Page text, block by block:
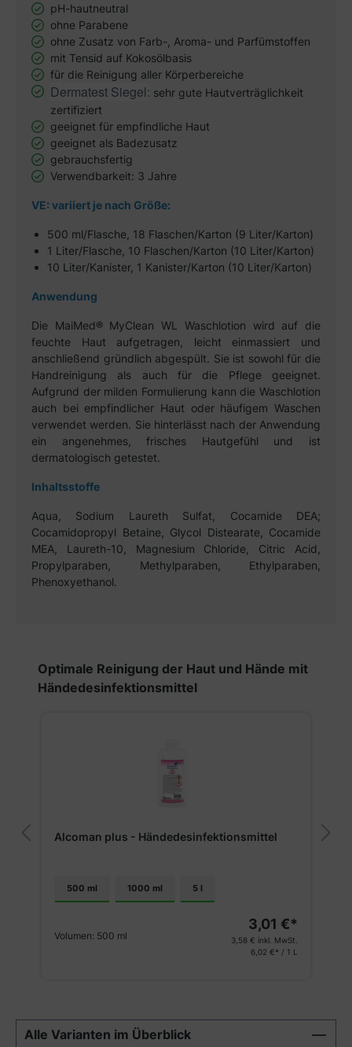
pH-hautneutral
ohne Parabene
ohne Zusatz von Farb-, Aroma- und Parfümstoffen
mit Tensid auf Kokosölbasis
für die Reinigung aller Körperbereiche
Dermatest Siegel: sehr gute Hautverträglichkeit
zertifiziert
geeignet für empfindliche Haut
geeignet als Badezusatz
gebrauchsfertig
Verwendbarkeit: 3 Jahre
VE: variiert je nach Größe:
500 ml/Flasche, 18 Flaschen/Karton (9 Liter/Karton)
1 Liter/Flasche, 10 Flaschen/Karton (10 Liter/Karton)
10 Liter/Kanister, 1 Kanister/Karton (10 Liter/Karton)
Anwendung
Die MaiMed® MyClean WL Waschlotion wird auf die
feuchte Haut aufgetragen, leicht einmassiert und
anschließend gründlich abgespült. Sie ist sowohl für die
Handreinigung als auch für die Pflege geeignet.
Aufgrund der milden Formulierung kann die Waschlotion
auch bei empfindlicher Haut oder häufigem Waschen
verwendet werden. Sie hinterlässt nach der Anwendung
ein angenehmes, frisches Hautgefühl und ist
dermatologisch getestet.
Inhaltsstoffe
Aqua, Sodium Laureth Sulfat, Cocamide DEA;
Cocamidopropyl Betaine, Glycol Distearate, Cocamide
MEA, Laureth-10, Magnesium Chloride, Citric Acid,
Propylparaben, Methylparaben, Ethylparaben,
Phenoxyethanol.
Produktgalerie überspringen
Optimale Reinigung der Haut und Hände mit
Händedesinfektionsmittel
Alcoman plus - Händedesinfektionsmittel
500 ml 1000 ml 5 l
Volumen: 500 ml
3,01 €*
3,58 € inkl. MwSt.
6,02 €* / 1 L
Alle Varianten im Überblick